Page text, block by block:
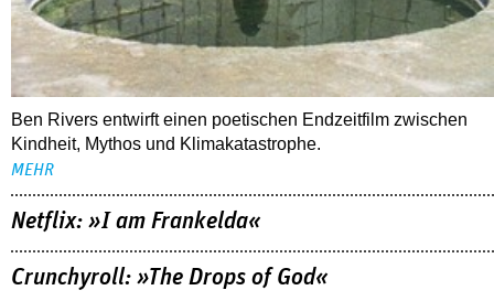
Ben Rivers entwirft einen poetischen Endzeitfilm zwischen
Kindheit, Mythos und Klimakatastrophe.
MEHR
Netflix: »I am Frankelda«
Crunchyroll: »The Drops of God«